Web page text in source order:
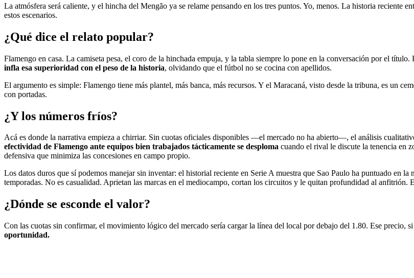
La atmósfera será caliente, y el hincha del Mengão ya se relame pensando en los tres puntos. Yo, menos. La historia reciente
estos escenarios.
¿Qué dice el relato popular?
Flamengo en casa. La camiseta pesa, el coro de la hinchada empuja, y la tabla siempre lo pone en la conversación por el
infla esa superioridad con el peso de la historia, olvidando que el fútbol no se cocina con apellidos.
El argumento es simple: Flamengo tiene más plantel, más banca, más recursos. Y el Maracaná, visto desde la tribuna, es un
con portadas.
¿Y los números fríos?
Acá es donde la narrativa empieza a chirriar. Sin cuotas oficiales disponibles —el mercado no ha abierto—, el análisis
efectividad de Flamengo ante equipos bien trabajados tácticamente se desploma cuando el rival le discute la tenencia en
defensiva que minimiza las concesiones en campo propio.
Los datos duros que sí podemos manejar sin inventar: el historial reciente en Serie A muestra que Sao Paulo ha puntuado en
temporadas. No es casualidad. Aprietan las marcas en el mediocampo, cortan los circuitos y le quitan profundidad al
¿Dónde se esconde el valor?
Con las cuotas sin confirmar, el movimiento lógico del mercado sería cargar la línea del local por debajo del 1.80. Ese precio,
oportunidad.